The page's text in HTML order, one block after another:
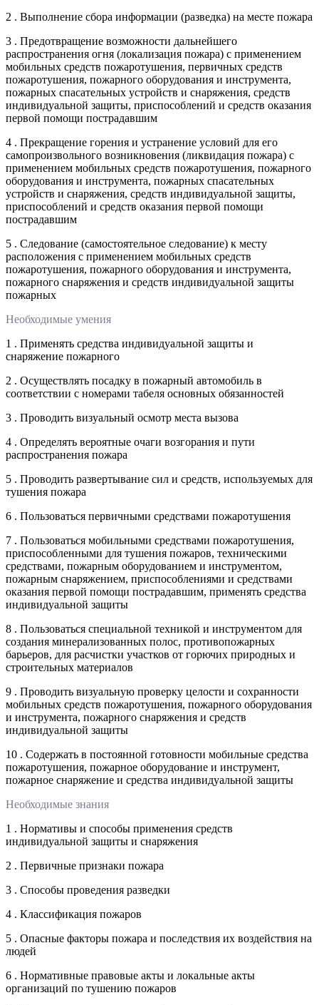
2 . Выполнение сбора информации (разведка) на месте пожара
3 . Предотвращение возможности дальнейшего
распространения огня (локализация пожара) с применением
мобильных средств пожаротушения, первичных средств
пожаротушения, пожарного оборудования и инструмента,
пожарных спасательных устройств и снаряжения, средств
индивидуальной защиты, приспособлений и средств оказания
первой помощи пострадавшим
4 . Прекращение горения и устранение условий для его
самопроизвольного возникновения (ликвидация пожара) с
применением мобильных средств пожаротушения, пожарного
оборудования и инструмента, пожарных спасательных
устройств и снаряжения, средств индивидуальной защиты,
приспособлений и средств оказания первой помощи
пострадавшим
5 . Следование (самостоятельное следование) к месту
расположения с применением мобильных средств
пожаротушения, пожарного оборудования и инструмента,
пожарного снаряжения и средств индивидуальной защиты
пожарных
Необходимые умения
1 . Применять средства индивидуальной защиты и
снаряжение пожарного
2 . Осуществлять посадку в пожарный автомобиль в
соответствии с номерами табеля основных обязанностей
3 . Проводить визуальный осмотр места вызова
4 . Определять вероятные очаги возгорания и пути
распространения пожара
5 . Проводить развертывание сил и средств, используемых для
тушения пожара
6 . Пользоваться первичными средствами пожаротушения
7 . Пользоваться мобильными средствами пожаротушения,
приспособленными для тушения пожаров, техническими
средствами, пожарным оборудованием и инструментом,
пожарным снаряжением, приспособлениями и средствами
оказания первой помощи пострадавшим, применять средства
индивидуальной защиты
8 . Пользоваться специальной техникой и инструментом для
создания минерализованных полос, противопожарных
барьеров, для расчистки участков от горючих природных и
строительных материалов
9 . Проводить визуальную проверку целости и сохранности
мобильных средств пожаротушения, пожарного оборудования
и инструмента, пожарного снаряжения и средств
индивидуальной защиты
10 . Содержать в постоянной готовности мобильные средства
пожаротушения, пожарное оборудование и инструмент,
пожарное снаряжение и средства индивидуальной защиты
Необходимые знания
1 . Нормативы и способы применения средств
индивидуальной защиты и снаряжения
2 . Первичные признаки пожара
3 . Способы проведения разведки
4 . Классификация пожаров
5 . Опасные факторы пожара и последствия их воздействия на
людей
6 . Нормативные правовые акты и локальные акты
организаций по тушению пожаров